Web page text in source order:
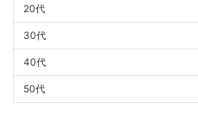
20代
30代
40代
50代